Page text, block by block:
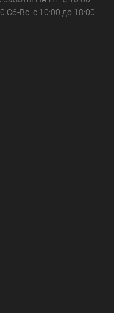
Сб-Вс: с 10:00 до 18:00